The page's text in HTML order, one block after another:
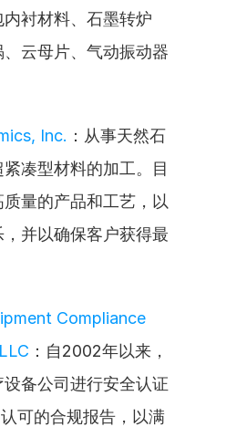
衬材料、石墨转炉
云母片、气动振动器
Inc. ：从事天然石
凑型材料的加工。目
量的产品和工艺，以
，并以确保客户获得最
Compliance
：自2002年以来，
备公司进行安全认证
可的合规报告，以满